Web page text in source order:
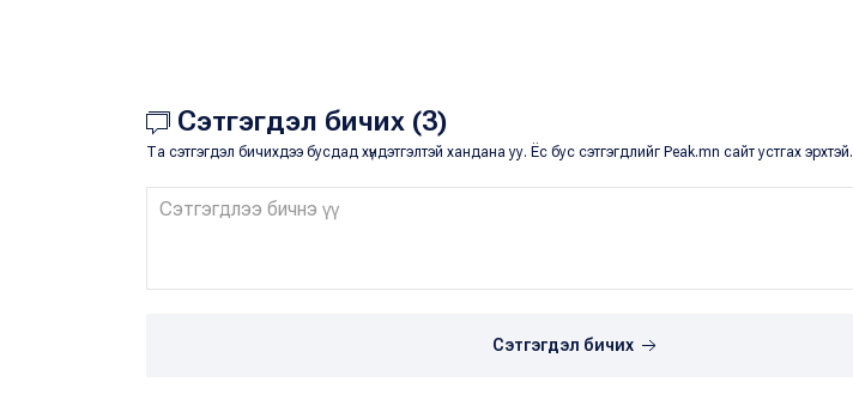
Сэтгэгдэл бичих (3)
Та сэтгэгдэл бичихдээ бусдад хүндэтгэлтэй хандана уу. Ёс бус сэтгэгдлийг Peak.mn сайт устгах эрхтэй.
Сэтгэгдэл бичих